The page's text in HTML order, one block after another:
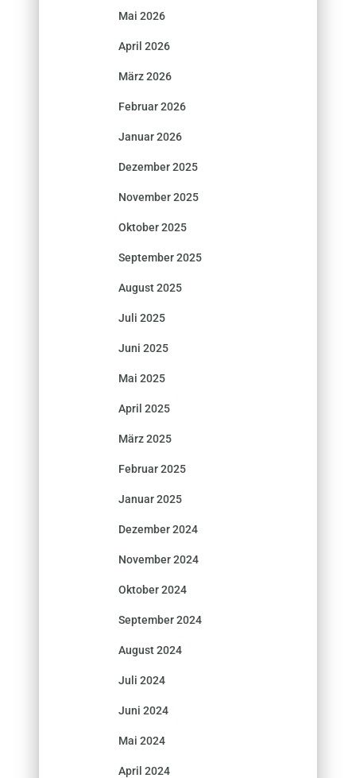
Mai 2026
April 2026
März 2026
Februar 2026
Januar 2026
Dezember 2025
November 2025
Oktober 2025
September 2025
August 2025
Juli 2025
Juni 2025
Mai 2025
April 2025
März 2025
Februar 2025
Januar 2025
Dezember 2024
November 2024
Oktober 2024
September 2024
August 2024
Juli 2024
Juni 2024
Mai 2024
April 2024